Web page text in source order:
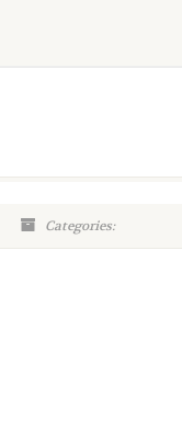
Categories: